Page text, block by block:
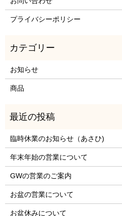
プライバシーポリシー
お知らせ
商品
臨時休業のお知らせ（あさひ)
年末年始の営業について
GWの営業のご案内
お盆の営業について
お盆休みについて